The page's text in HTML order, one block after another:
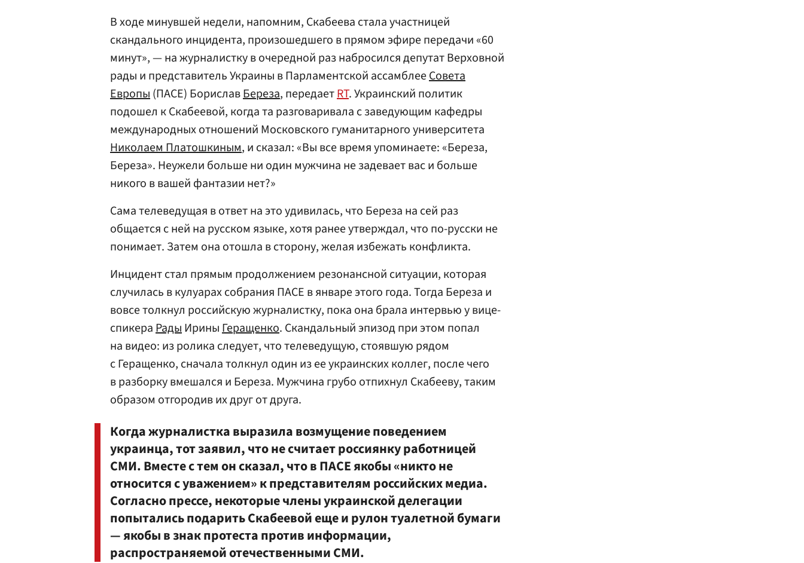
В ходе минувшей недели, напомним, Скабеева стала участницей
скандального инцидента, произошедшего в прямом эфире передачи «60
минут», — на журналистку в очередной раз набросился депутат Верховной
рады и представитель Украины в Парламентской ассамблееСовета
Европы(ПАСЕ) БориславБереза, передаетRT. Украинский политик
подошел к Скабеевой, когда та разговаривала с заведующим кафедры
международных отношений Московского гуманитарного университета
Николаем Платошкиным, и сказал: «Вы все время упоминаете: «Береза,
Береза». Неужели больше ни один мужчина не задевает вас и больше
никого в вашей фантазии нет?»
Сама телеведущая в ответ на это удивилась, что Береза на сей раз
общается с ней на русском языке, хотя ранее утверждал, что по-русски не
понимает. Затем она отошла в сторону, желая избежать конфликта.
Инцидент стал прямым продолжением резонансной ситуации, которая
случилась в кулуарах собрания ПАСЕ в январе этого года. Тогда Береза и
вовсе толкнул российскую журналистку, пока она брала интервью у вице-
спикераРадыИриныГеращенко. Скандальный эпизод при этом попал
на видео: из ролика следует, что телеведущую, стоявшую рядом
с Геращенко, сначала толкнул один из ее украинских коллег, после чего
в разборку вмешался и Береза. Мужчина грубо отпихнул Скабееву, таким
образом отгородив их друг от друга.
Когда журналистка выразила возмущение поведением
украинца, тот заявил, что не считает россиянку работницей
СМИ. Вместе с тем он сказал, что в ПАСЕ якобы «никто не
относится с уважением» к представителям российских медиа.
Согласно прессе, некоторые члены украинской делегации
попытались подарить Скабеевой еще и рулон туалетной бумаги
— якобы в знак протеста против информации,
распространяемой отечественными СМИ.